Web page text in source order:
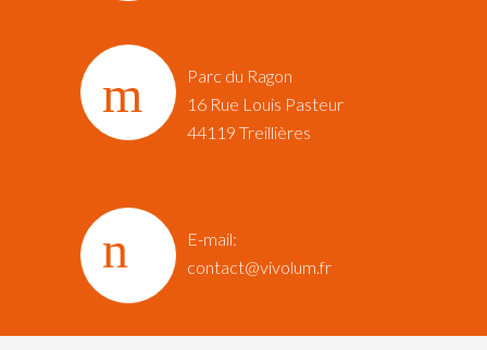
Parc du Ragon
16 Rue Louis Pasteur‎
44119 Treillières
E-mail:
contact@vivolum.fr